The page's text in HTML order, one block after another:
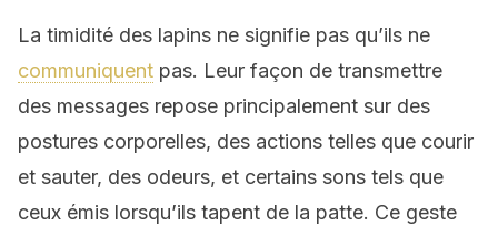
La timidité des lapins ne signifie pas qu’ils ne
communiquent pas. Leur façon de transmettre
des messages repose principalement sur des
postures corporelles, des actions telles que courir
et sauter, des odeurs, et certains sons tels que
ceux émis lorsqu’ils tapent de la patte. Ce geste